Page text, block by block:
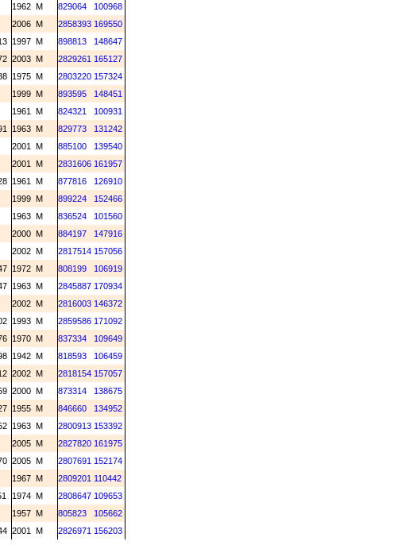
1962 M 829064
100968
2006 M 2858393 169550
1997 M 898813
148647
2003 M 2829261 165127
1975 M 2803220 157324
1999 M 893595
148451
1961 M 824321
100931
1963 M 829773
131242
2001 M 885100
139540
2001 M 2831606 161957
1961 M 877816
126910
1999 M 899224
152466
1963 M 836524
101560
2000 M 884197
147916
2002 M 2817514 157056
1972 M 808199
106919
1963 M 2845887 170934
2002 M 2816003 146372
1993 M 2859586 171092
1970 M 837334
109649
1942 M 818593
106459
2002 M 2818154 157057
2000 M 873314
138675
1955 M 846660
134952
1963 M 2800913 153392
2005 M 2827820 161975
2005 M 2807691 152174
1967 M 2809201 110442
1974 M 2808647 109653
1957 M 805823
105662
2001 M 2826971 156203